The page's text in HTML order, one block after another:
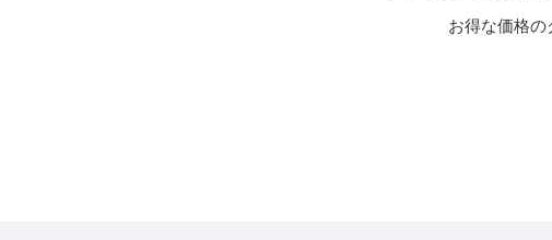
お得な価格の